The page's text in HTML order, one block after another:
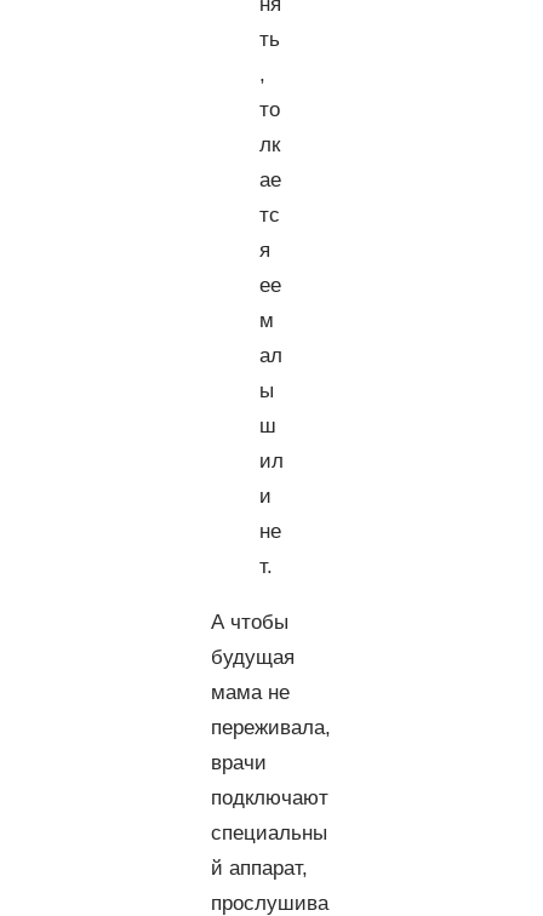
ть
,
то
лк
ае
тс
я
ее
м
ал
ы
ш
ил
и
не
т.
А чтобы
будущая
мама не
переживала,
врачи
подключают
специальны
й аппарат,
прослушива